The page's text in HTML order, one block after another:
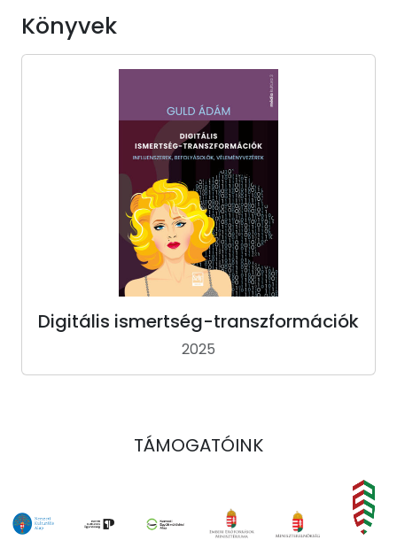
Könyvek
Digitális ismertség-transzformációk
2025
TÁMOGATÓINK